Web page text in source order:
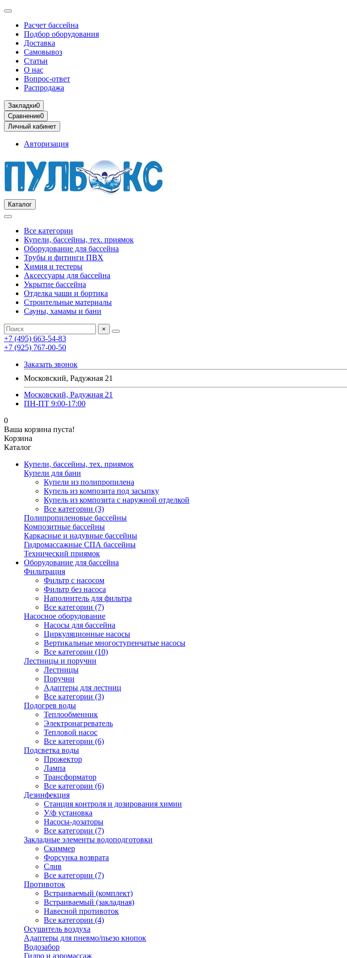
Расчет бассейна
Подбор оборудования
Доставка
Самовывоз
Статьи
О нас
Вопрос-ответ
Распродажа
Закладки0
Сравнение0
Личный кабинет
Авторизация
Каталог
Все категории
Купели, бассейны, тех. приямок
Оборудование для бассейна
Трубы и фитинги ПВХ
Химия и тестеры
Аксессуары для бассейна
Укрытие бассейна
Отделка чаши и бортика
Строительные материалы
Сауны, хамамы и бани
×
+7 (495) 663-54-83
+7 (925) 767-00-50
Заказать звонок
Московский, Радужная 21
Московский, Радужная 21
ПН-ПТ 9:00-17:00
0
Ваша корзина пуста!
Корзина
Каталог
Купели, бассейны, тех. приямок
Купели для бани
Купели из полипропилена
Купель из композита под засыпку
Купель из композита с наружной отделкой
Все категории (3)
Полипропиленовые бассейны
Композитные бассейны
Каркасные и надувные бассейны
Гидромассажные СПА бассейны
Технический приямок
Оборудование для бассейна
Фильтрация
Фильтр с насосом
Фильтр без насоса
Наполнитель для фильтра
Все категории (7)
Насосное оборудование
Насосы для бассейна
Циркуляционные насосы
Вертикальные многоступенчатые насосы
Все категории (10)
Лестницы и поручни
Лестницы
Поручни
Адаптеры для лестниц
Все категории (3)
Подогрев воды
Теплообменник
Электронагреватель
Тепловой насос
Все категории (6)
Подсветка воды
Прожектор
Лампа
Трансформатор
Все категории (6)
Дезинфекция
Станция контроля и дозирования химии
У/ф установка
Насосы-дозаторы
Все категории (7)
Закладные элементы водоподготовки
Скиммер
Форсунка возврата
Слив
Все категории (7)
Противоток
Встраиваемый (комплект)
Встраиваемый (закладная)
Навесной противоток
Все категории (4)
Осушитель воздуха
Адаптеры для пневмо/пьезо кнопок
Водозабор
Гидро и аэромассаж